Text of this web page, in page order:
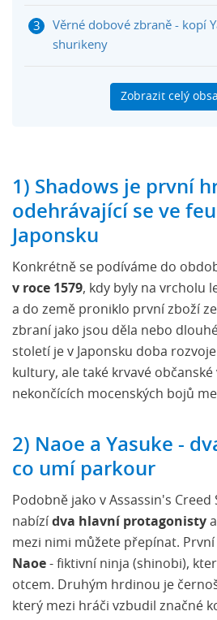
Věrné dobové zbraně - kopí
shurikeny
Střídající se roční období a
Herní mapa velká jako v
Potkáte se s řadou
Každá zbraň má svůj vlastní
Assassin's Creed Shadows
Zobrazit celý
1) Shadows je první
odehrávající se ve
Japonsku
Konkrétně se podíváme do
v roce 1579, kdy byly na vrcholu
a do země proniklo první zboží
zbraní jako jsou děla nebo
století je v Japonsku doba
kultury, ale také krvavé občanské
nekončících mocenských bojů
2) Naoe a Yasuke -
co umí parkour
Podobně jako v Assassin's Creed
nabízí dva hlavní protagonisty
mezi nimi můžete přepínat. První
Naoe - fiktivní ninja (shinobi),
otcem. Druhým hrdinou je
který mezi hráči vzbudil značné